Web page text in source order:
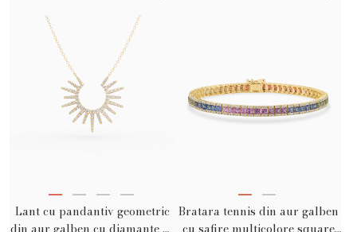
Lant cu pandantiv geometric Bratara tennis din aur galben